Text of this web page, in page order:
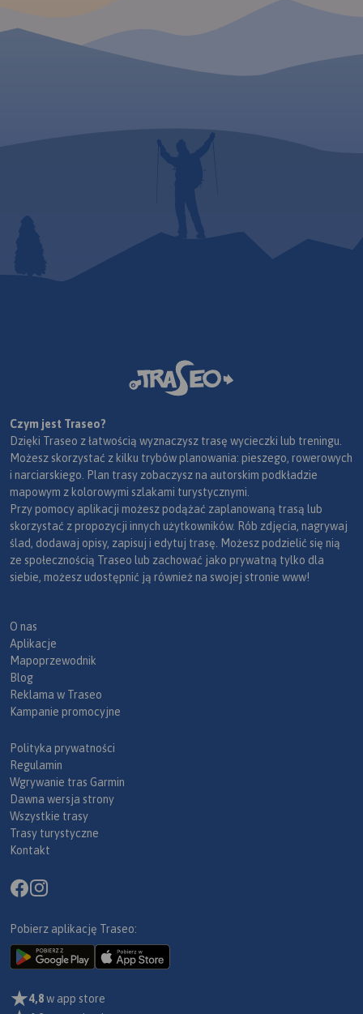
Czym jest Traseo?
Dzięki Traseo z łatwością wyznaczysz trasę wycieczki lub treningu.
Możesz skorzystać z kilku trybów planowania: pieszego, rowerowych
i narciarskiego. Plan trasy zobaczysz na autorskim podkładzie
mapowym z kolorowymi szlakami turystycznymi.
Przy pomocy aplikacji możesz podążać zaplanowaną trasą lub
skorzystać z propozycji innych użytkowników. Rób zdjęcia, nagrywaj
ślad, dodawaj opisy, zapisuj i edytuj trasę. Możesz podzielić się nią
ze społecznością Traseo lub zachować jako prywatną tylko dla
siebie, możesz udostępnić ją również na swojej stronie www!
O nas
Aplikacje
Mapoprzewodnik
Blog
Reklama w Traseo
Kampanie promocyjne
Polityka prywatności
Regulamin
Wgrywanie tras Garmin
Dawna wersja strony
Wszystkie trasy
Trasy turystyczne
Kontakt
Pobierz aplikację Traseo:
4,8w app store